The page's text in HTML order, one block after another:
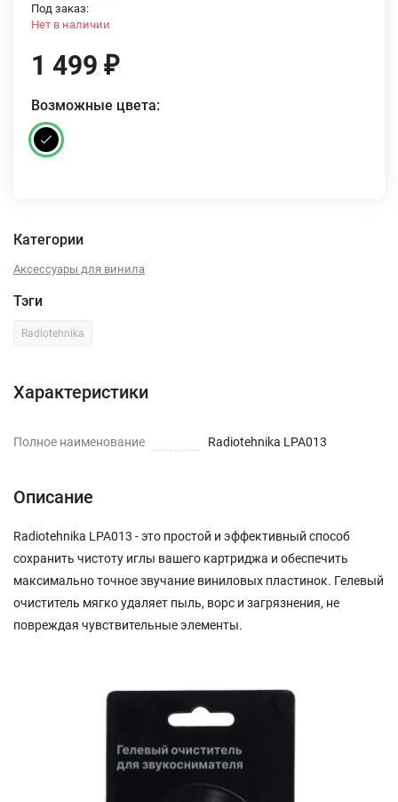
Под заказ:
Нет в наличии
1 499 ₽
Возможные цвета:
Категории
Аксессуары для винила
Тэги
Radiotehnika
Характеристики
Полное наименование Radiotehnika LPA013
Описание
Radiotehnika LPA013 - это простой и эффективный способ
сохранить чистоту иглы вашего картриджа и обеспечить
максимально точное звучание виниловых пластинок. Гелевый
очиститель мягко удаляет пыль, ворс и загрязнения, не
повреждая чувствительные элементы.